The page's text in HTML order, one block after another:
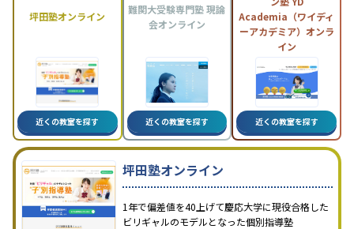
坪田塾オンライン
近くの教室を探す
難関大受験専門塾 現論
会オンライン
近くの教室を探す
Academia（ワイディ
ーアカデミア）オンラ
イン
近くの教室を探す
坪田塾オンライン
1年で偏差値を40上げて慶応大学に現役合格した
ビリギャルのモデルとなった個別指導塾